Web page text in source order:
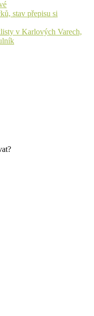
stav přepisu si
v Karlových Varech,